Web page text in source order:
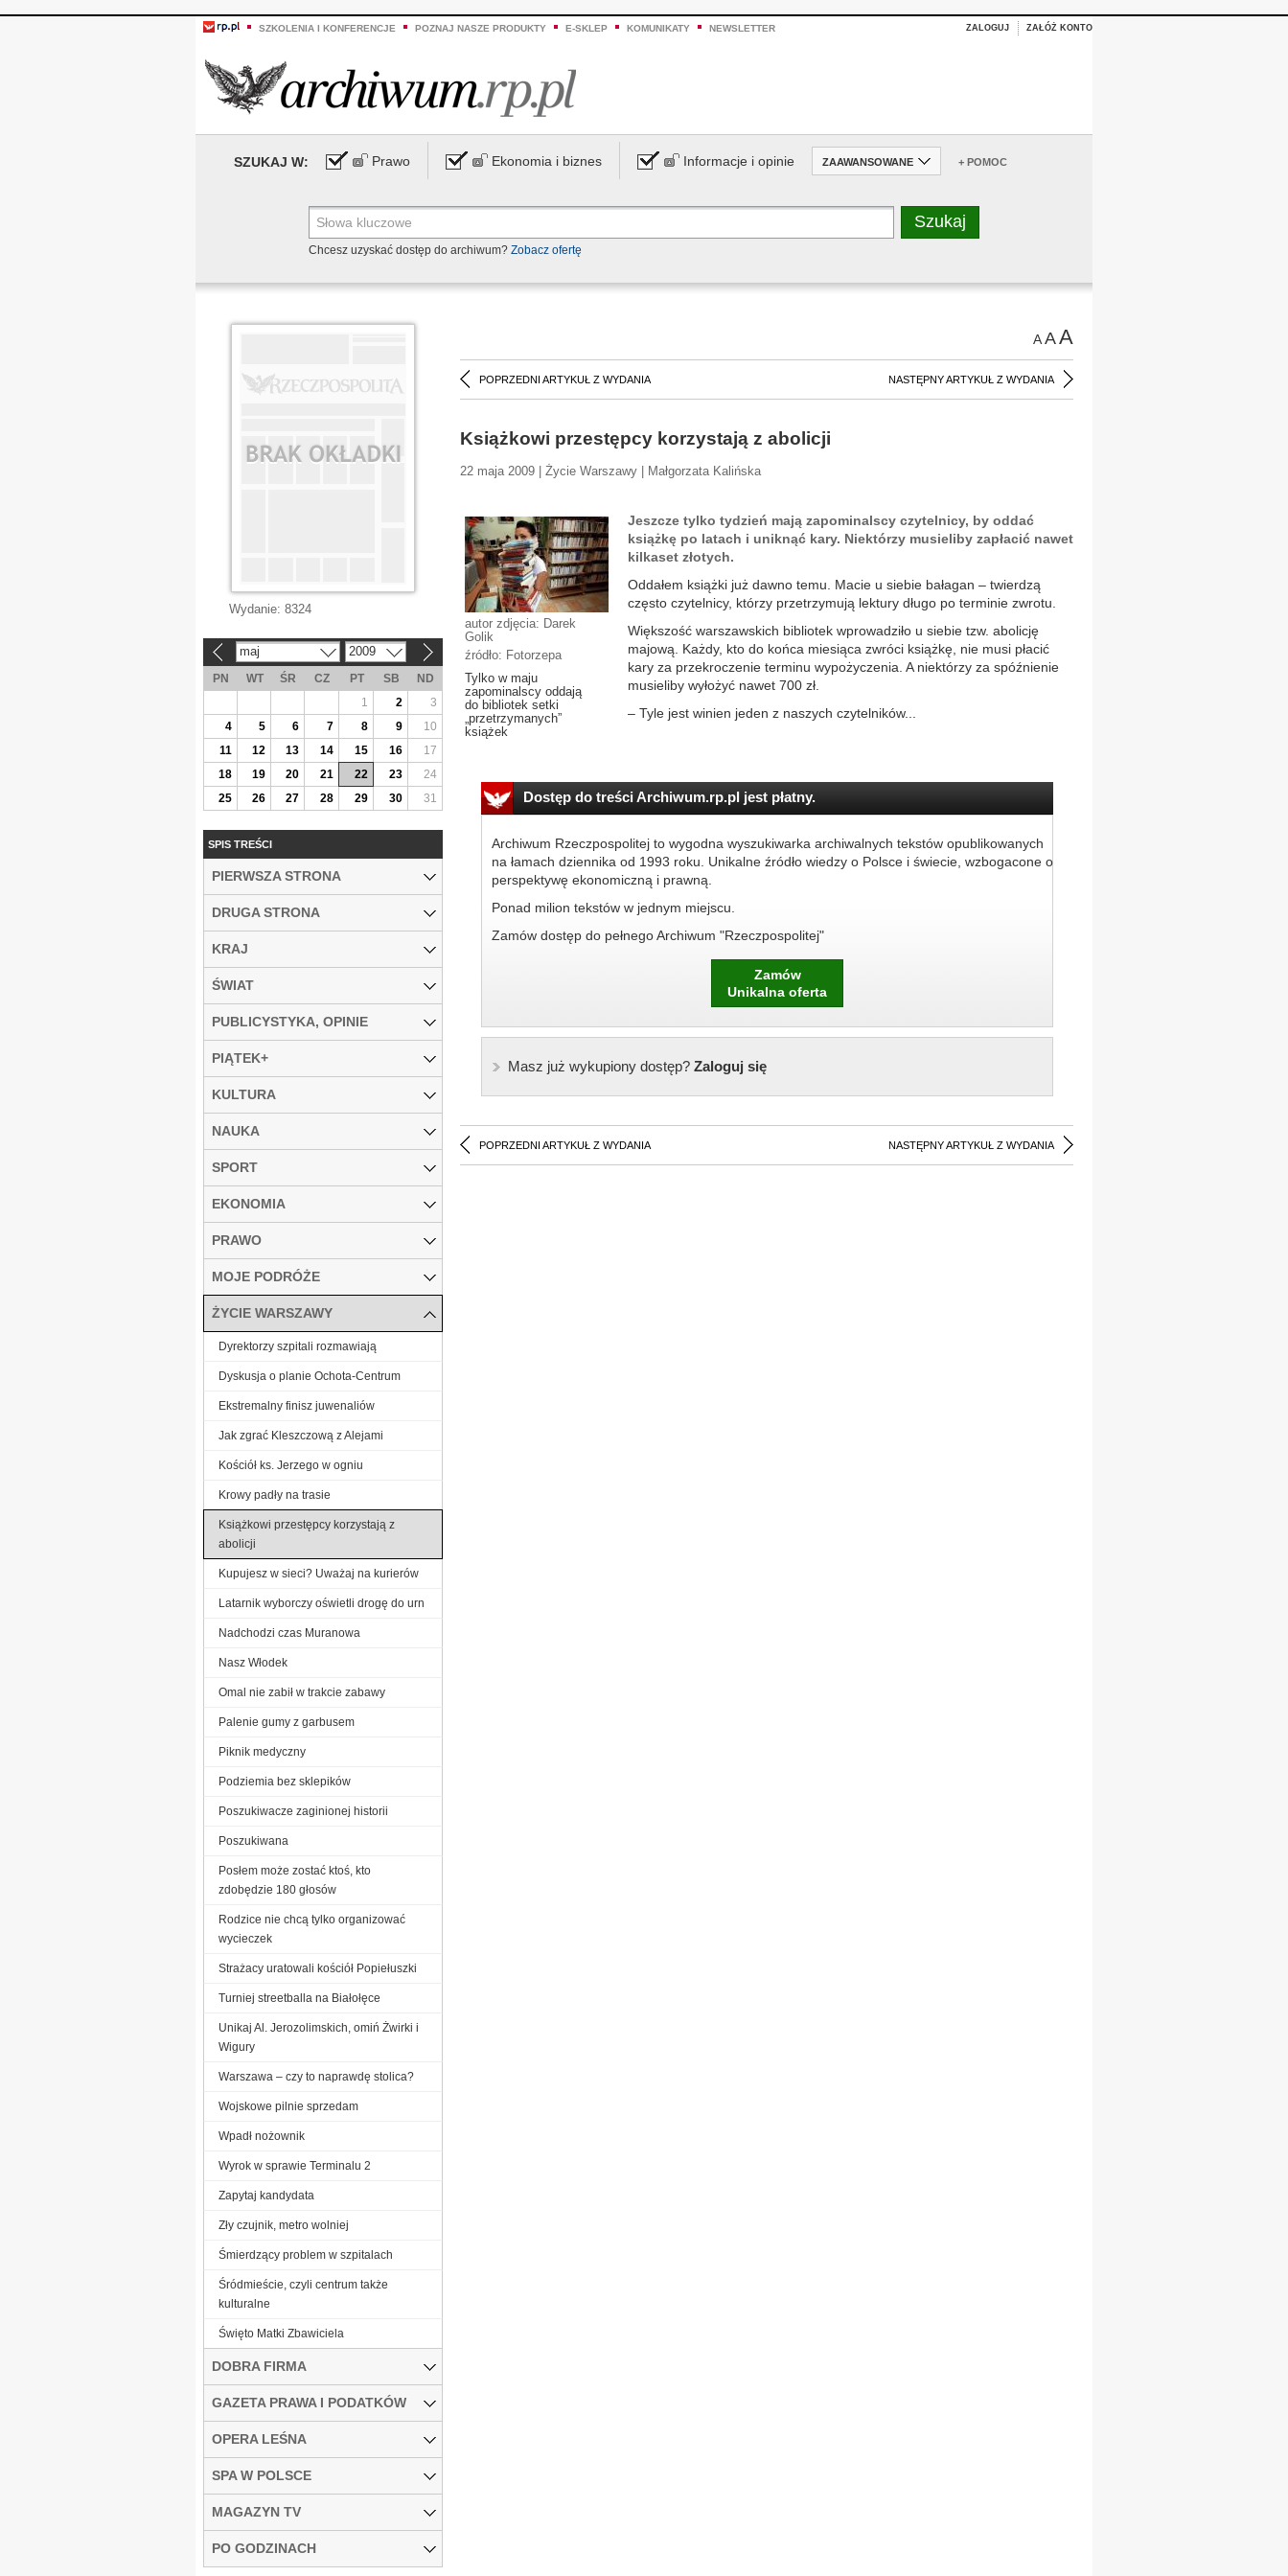
SZKOLENIA I KONFERENCJE POZNAJ NASZE PRODUKTY E-SKLEP KOMUNIKATY NEWSLETTER ZALOGUJ ZAŁÓŻ KONTO
SZUKAJ W: Prawo Ekonomia i biznes Informacje i opinie ZAAWANSOWANE + POMOC
Chcesz uzyskać dostęp do archiwum? Zobacz ofertę
AAA
POPRZEDNI ARTYKUŁ Z WYDANIA NASTĘPNY ARTYKUŁ Z WYDANIA
Książkowi przestępcy korzystają z abolicji
22 maja 2009 | Życie Warszawy | Małgorzata Kalińska
autor zdjęcia: Darek
Golik
źródło: Fotorzepa
Tylko w maju
zapominalscy oddają
do bibliotek setki
„przetrzymanych”
książek
Jeszcze tylko tydzień mają zapominalscy czytelnicy, by oddać
książkę po latach i uniknąć kary. Niektórzy musieliby zapłacić nawet
kilkaset złotych.
Oddałem książki już dawno temu. Macie u siebie bałagan – twierdzą
często czytelnicy, którzy przetrzymują lektury długo po terminie zwrotu.
Większość warszawskich bibliotek wprowadziło u siebie tzw. abolicję
majową. Każdy, kto do końca miesiąca zwróci książkę, nie musi płacić
kary za przekroczenie terminu wypożyczenia. A niektórzy za spóźnienie
musieliby wyłożyć nawet 700 zł.
– Tyle jest winien jeden z naszych czytelników...
Dostęp do treści Archiwum.rp.pl jest płatny.
Archiwum Rzeczpospolitej to wygodna wyszukiwarka archiwalnych tekstów opublikowanych
na łamach dziennika od 1993 roku. Unikalne źródło wiedzy o Polsce i świecie, wzbogacone o
perspektywę ekonomiczną i prawną.
Ponad milion tekstów w jednym miejscu.
Zamów dostęp do pełnego Archiwum "Rzeczpospolitej"
Zamów
Unikalna oferta
Masz już wykupiony dostęp?Zaloguj się
POPRZEDNI ARTYKUŁ Z WYDANIA NASTĘPNY ARTYKUŁ Z WYDANIA
Wydanie: 8324
maj 2009
PN WT ŚR CZ PT SB
ND
1
2
3
4
5 6 7 8 9
10
11
12 13 14 15 16
17
18
19 20 21 22 23
24
25
26 27 28 29 30 31
SPIS TREŚCI
PIERWSZA STRONA
DRUGA STRONA
KRAJ
ŚWIAT
PUBLICYSTYKA, OPINIE
PIĄTEK+
KULTURA
NAUKA
SPORT
EKONOMIA
PRAWO
MOJE PODRÓŻE
ŻYCIE WARSZAWY
Dyrektorzy szpitali rozmawiają
Dyskusja o planie Ochota-Centrum
Ekstremalny finisz juwenaliów
Jak zgrać Kleszczową z Alejami
Kościół ks. Jerzego w ogniu
Krowy padły na trasie
Książkowi przestępcy korzystają z
abolicji
Kupujesz w sieci? Uważaj na kurierów
Latarnik wyborczy oświetli drogę do urn
Nadchodzi czas Muranowa
Nasz Włodek
Omal nie zabił w trakcie zabawy
Palenie gumy z garbusem
Piknik medyczny
Podziemia bez sklepików
Poszukiwacze zaginionej historii
Poszukiwana
Posłem może zostać ktoś, kto
zdobędzie 180 głosów
Rodzice nie chcą tylko organizować
wycieczek
Strażacy uratowali kościół Popiełuszki
Turniej streetballa na Białołęce
Unikaj Al. Jerozolimskich, omiń Żwirki i
Wigury
Warszawa – czy to naprawdę stolica?
Wojskowe pilnie sprzedam
Wpadł nożownik
Wyrok w sprawie Terminalu 2
Zapytaj kandydata
Zły czujnik, metro wolniej
Śmierdzący problem w szpitalach
Śródmieście, czyli centrum także
kulturalne
Święto Matki Zbawiciela
DOBRA FIRMA
GAZETA PRAWA I PODATKÓW
OPERA LEŚNA
SPA W POLSCE
MAGAZYN TV
PO GODZINACH